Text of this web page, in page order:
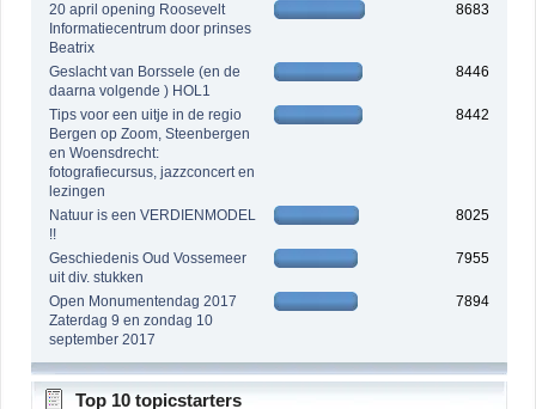
20 april opening Roosevelt
Informatiecentrum door prinses
Beatrix
8683
Geslacht van Borssele (en de
daarna volgende ) HOL1
8446
Tips voor een uitje in de regio
Bergen op Zoom, Steenbergen
en Woensdrecht:
fotografiecursus, jazzconcert en
lezingen
8442
Natuur is een VERDIENMODEL
!!
8025
Geschiedenis Oud Vossemeer
uit div. stukken
7955
Open Monumentendag 2017
Zaterdag 9 en zondag 10
september 2017
7894
Top 10 topicstarters